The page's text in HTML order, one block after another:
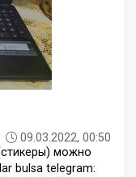
09.03.2022, 00:50
можно
bulsa telegram: